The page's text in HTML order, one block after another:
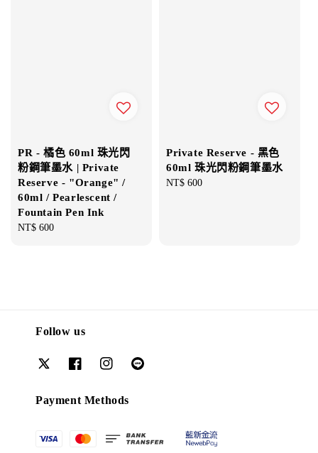
PR - 橘色 60ml 珠光閃
粉鋼筆墨水 | Private
Reserve - "Orange" /
60ml / Pearlescent /
Fountain Pen Ink
Regular
NT$ 600
Private Reserve - 黑色
60ml 珠光閃粉鋼筆墨水
Regular
NT$ 600
Follow us
Payment Methods